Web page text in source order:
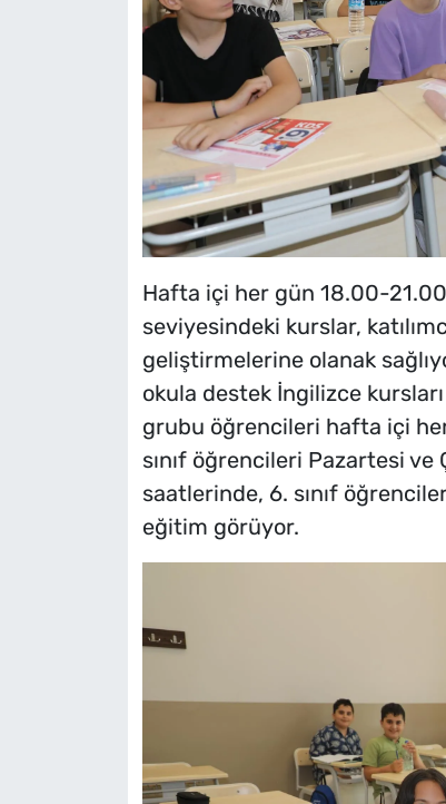
Hafta içi her gün 18.00-
seviyesindeki kurslar,
geliştirmelerine olanak
okula destek İngilizce
grubu öğrencileri hafta içi
sınıf öğrencileri Pazartesi
saatlerinde, 6. sınıf
eğitim görüyor.